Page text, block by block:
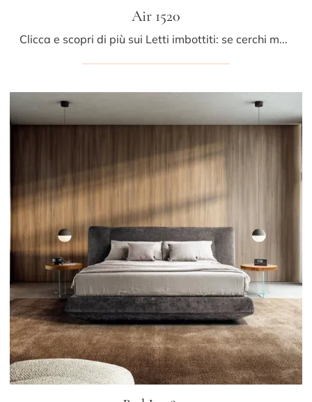
Air 1520
Clicca e scopri di più sui Letti imbottiti: se cerchi modelli matrimoniali design, il modello Air 1520 Lago fa per te.